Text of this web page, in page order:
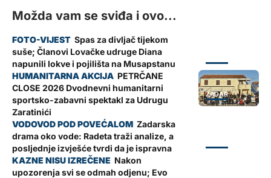
Možda vam se sviđa i ovo...
Spas za divljač tijekom
suše; Članovi Lovačke udruge Diana
napunili lokve i pojilišta na Musapstanu
ZADAR
PETRČANE
CLOSE 2026 Dvodnevni humanitarni
sportsko-zabavni spektakl za Udrugu
Zaratinići
Zadarska
drama oko vode: Radeta traži analize, a
posljednje izvješće tvrdi da je ispravna
Nakon
upozorenja svi se odmah odjenu; Evo